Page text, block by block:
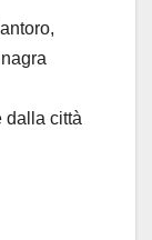
dalla città